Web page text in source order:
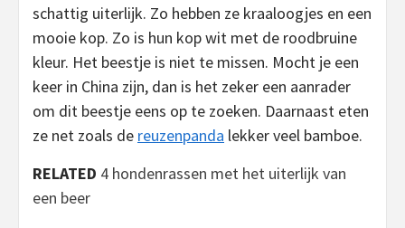
schattig uiterlijk. Zo hebben ze kraaloogjes en een
mooie kop. Zo is hun kop wit met de roodbruine
kleur. Het beestje is niet te missen. Mocht je een
keer in China zijn, dan is het zeker een aanrader
om dit beestje eens op te zoeken. Daarnaast eten
ze net zoals de reuzenpanda lekker veel bamboe.
RELATED 4 hondenrassen met het uiterlijk van
een beer